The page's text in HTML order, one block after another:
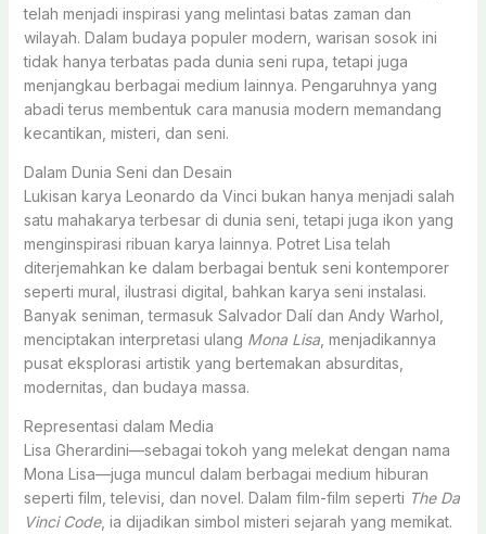
telah menjadi inspirasi yang melintasi batas zaman dan
wilayah. Dalam budaya populer modern, warisan sosok ini
tidak hanya terbatas pada dunia seni rupa, tetapi juga
menjangkau berbagai medium lainnya. Pengaruhnya yang
abadi terus membentuk cara manusia modern memandang
kecantikan, misteri, dan seni.
Dalam Dunia Seni dan Desain
Lukisan karya Leonardo da Vinci bukan hanya menjadi salah
satu mahakarya terbesar di dunia seni, tetapi juga ikon yang
menginspirasi ribuan karya lainnya. Potret Lisa telah
diterjemahkan ke dalam berbagai bentuk seni kontemporer
seperti mural, ilustrasi digital, bahkan karya seni instalasi.
Banyak seniman, termasuk Salvador Dalí dan Andy Warhol,
menciptakan interpretasi ulang Mona Lisa, menjadikannya
pusat eksplorasi artistik yang bertemakan absurditas,
modernitas, dan budaya massa.
Representasi dalam Media
Lisa Gherardini—sebagai tokoh yang melekat dengan nama
Mona Lisa—juga muncul dalam berbagai medium hiburan
seperti film, televisi, dan novel. Dalam film-film seperti The Da
Vinci Code, ia dijadikan simbol misteri sejarah yang memikat.